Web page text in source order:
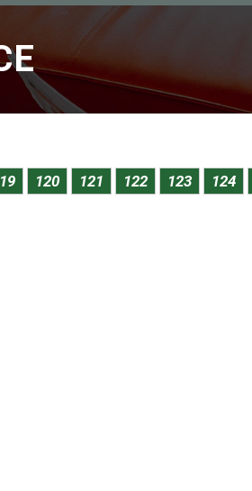
120 121 122 123 124
face à l’épreuve
au Cameroun le 11 février
les coins du Cameroun, d’après